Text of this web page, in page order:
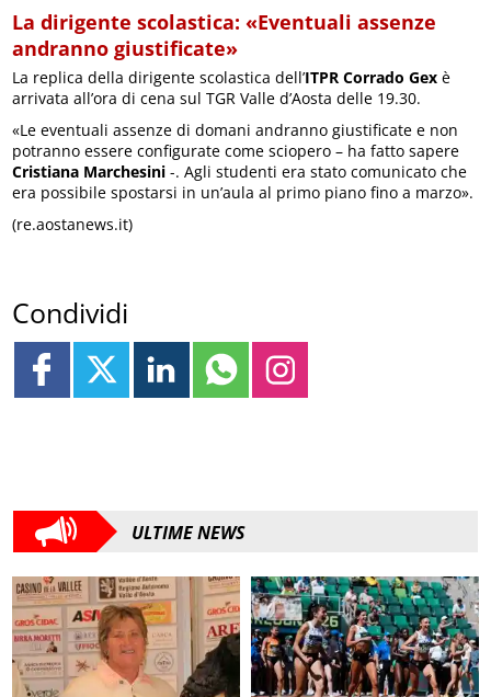
La dirigente scolastica: «Eventuali assenze
andranno giustificate»
La replica della dirigente scolastica dell’ITPR Corrado Gex è
arrivata all’ora di cena sul TGR Valle d’Aosta delle 19.30.
«Le eventuali assenze di domani andranno giustificate e non
potranno essere configurate come sciopero – ha fatto sapere
Cristiana Marchesini -. Agli studenti era stato comunicato che
era possibile spostarsi in un’aula al primo piano fino a marzo».
(re.aostanews.it)
Condividi
ULTIME NEWS